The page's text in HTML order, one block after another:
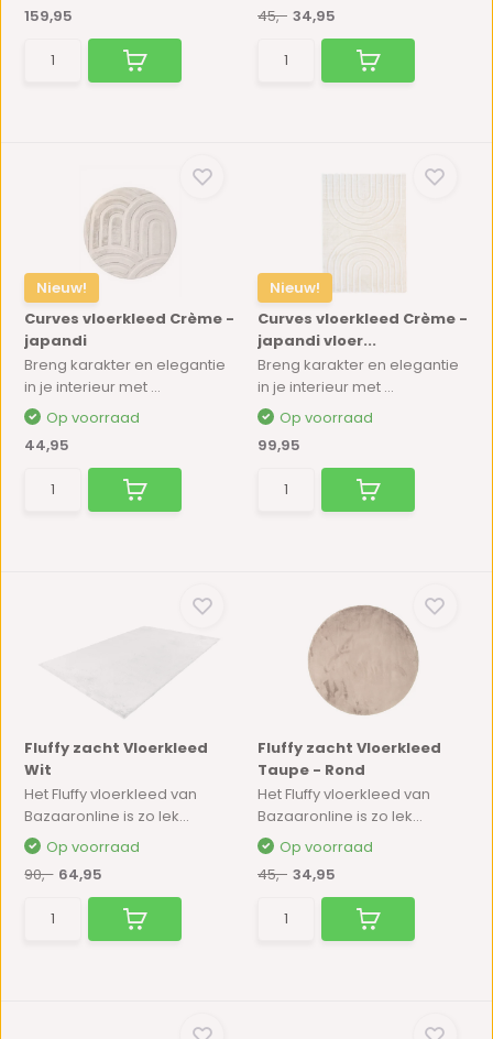
159,95
45,- 34,95
Nieuw!
Curves vloerkleed Crème -
japandi
Breng karakter en elegantie
in je interieur met ...
Op voorraad
44,95
Nieuw!
Curves vloerkleed Crème -
japandi vloer...
Breng karakter en elegantie
in je interieur met ...
Op voorraad
99,95
Fluffy zacht Vloerkleed
Wit
Het Fluffy vloerkleed van
Bazaaronline is zo lek...
Op voorraad
90,- 64,95
Fluffy zacht Vloerkleed
Taupe - Rond
Het Fluffy vloerkleed van
Bazaaronline is zo lek...
Op voorraad
45,- 34,95